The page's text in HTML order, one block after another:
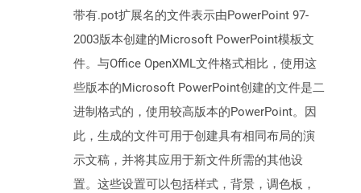
带有.pot扩展名的文件表示由PowerPoint 97-
2003版本创建的Microsoft PowerPoint模板文
件。与Office OpenXML文件格式相比，使用这
些版本的Microsoft PowerPoint创建的文件是二
进制格式的，使用较高版本的PowerPoint。因
此，生成的文件可用于创建具有相同布局的演
示文稿，并将其应用于新文件所需的其他设
置。这些设置可以包括样式，背景，调色板，